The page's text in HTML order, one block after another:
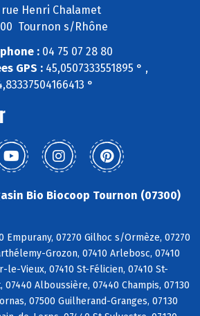
rue Henri Chalamet
Tournon s/Rhône
:04 75 07 28 80
GPS : 45,0507333551895 ° ,
°
Bio Biocoop Tournon (07300)
Empurany, 07270 Gilhoc s/Ormèze, 07270
Grozon, 07410 Arlebosc, 07410
le-Vieux, 07410 St-Félicien, 07410 St-
07440 Alboussière, 07440 Champis, 07130
07500 Guilherand-Granges, 07130